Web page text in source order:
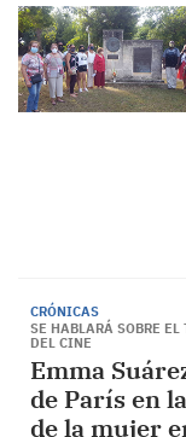
CRÓNICAS
SE HABLARÁ SOBRE
DEL CINE
Emma
de París en
de la mujer